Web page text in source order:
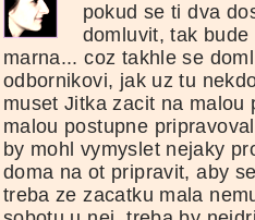
pokud se ti dva
domluvit, tak
marna... coz takhle se
odbornikovi, jak uz tu
muset Jitka zacit na malou
malou postupne
by mohl vymyslet nejaky
doma na ot pripravit, aby
treba ze zacatku mala